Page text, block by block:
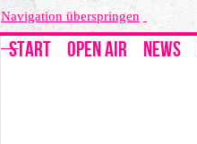
Navigation überspringen
START OPEN AIR NEWS